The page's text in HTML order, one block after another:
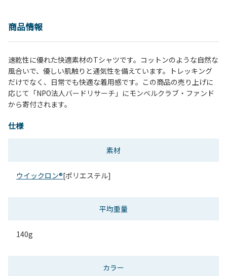
商品情報
速乾性に優れた快適素材のTシャツです。コットンのような自然な
風合いで、優しい肌触りと通気性を備えています。トレッキング
だけでなく、日常でも快適な着用感です。この商品の売り上げに
応じて「NPO法人バードリサーチ」にモンベルクラブ・ファンド
から寄付されます。
仕様
素材
ウイックロン®[ポリエステル]
平均重量
140g
カラー